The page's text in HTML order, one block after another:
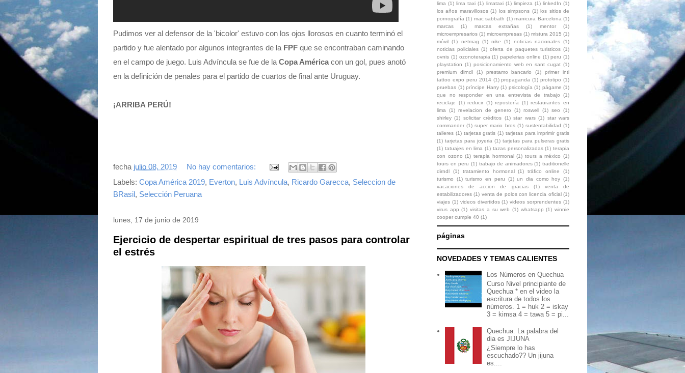
Pudimos ver al defensor de la 'bicolor' estuvo con los ojos llorosos en cuanto terminó el
partido y fue alentado por algunos integrantes de la FPF que se encontraban caminando
en el campo de juego. Luis Advíncula se fue de la Copa América con un gol, pues anotó
en la definición de penales para el partido de cuartos de final ante Uruguay.
¡ARRIBA PERÚ!
fecha julio 08, 2019
No hay comentarios:
Labels: Copa América 2019, Everton, Luis Advíncula, Ricardo Garecca, Seleccion de
BRasil, Selección Peruana
lunes, 17 de junio de 2019
Ejercicio de despertar espiritual de tres pasos para controlar
el estrés
lima (1) lima taxi (1) limataxi (1) limpieza (1) linkedIn (1)
los años maravillosos (1) los simpsons (1) los sitios de
pornografía (1) mac sabbath (1) manicura Barcelona (1)
marcas
(1) marcas extrañas (1) mentor
(1)
microempresarios (1) microempresas (1) mistura 2015 (1)
móvil (1) netmag (1) nike (1) noticias nacionales (1)
noticias policiales (1) oferta de paquetes turisticos (1)
ovnis (1) ozonoterapia (1) papelerias online (1) peru (1)
playstation (1) posicionamiento web en sant cugat (1)
premium dirndl
(1) prestamo bancario (1)
primer inti
tattoo expo peru 2014 (1) propaganda (1) prototipo (1)
pruebas (1) príncipe Harry (1) psicología (1) págame (1)
que no responder en una entrevista de trabajo
(1)
reciclaje
(1) reducir (1) repostería (1) restaurantes en
lima (1) revelacion de genero (1) roswell (1) seo
(1)
shirley (1) solicitar créditos (1) star wars (1) star wars
commander (1) super mario bros (1) sustentabilidad (1)
talleres (1) tarjetas gratis (1) tarjetas para imprimir gratis
(1) tarjetas para joyeria (1) tarjetas para pulseras gratis
(1) tatuajes en lima (1) tazas personalizadas (1) terapia
con ozono (1) terapia hormonal (1) tours a méxico (1)
tours en peru (1) trabajo de animadores (1) traditionelle
dirndl
(1) tratamiento hormonal (1) tráfico online
(1)
turismo
(1) turismo en peru (1) un dia como hoy (1)
vacaciones de accion de gracias
(1)
venta de
estabilizadores (1) venta de polos con licencia oficial (1)
viajes (1) videos divertidos (1) videos sorprendentes (1)
virus app (1) visitas a su web (1) whatsapp (1) winnie
cooper cumple 40 (1)
páginas
NOVEDADES Y TEMAS CALIENTES
Los Números en Quechua
Curso Nivel principiante de
Quechua * en el video la
escritura de todos los
números. 1 = huk 2 = iskay
3 = kimsa 4 = tawa 5 = pi...
Quechua: La palabra del
dia es JIJUNA
¿Siempre lo has
escuchado?? Un jijuna
es....